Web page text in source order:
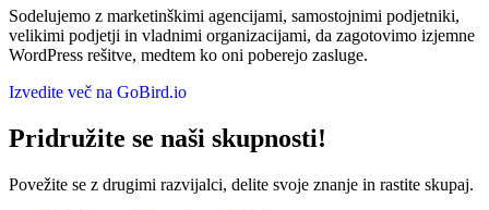
Sodelujemo z marketinškimi agencijami, samostojnimi podjetniki,
velikimi podjetji in vladnimi organizacijami, da zagotovimo izjemne
WordPress rešitve, medtem ko oni poberejo zasluge.
Izvedite več na GoBird.io
Pridružite se naši skupnosti!
Povežite se z drugimi razvijalci, delite svoje znanje in rastite skupaj.